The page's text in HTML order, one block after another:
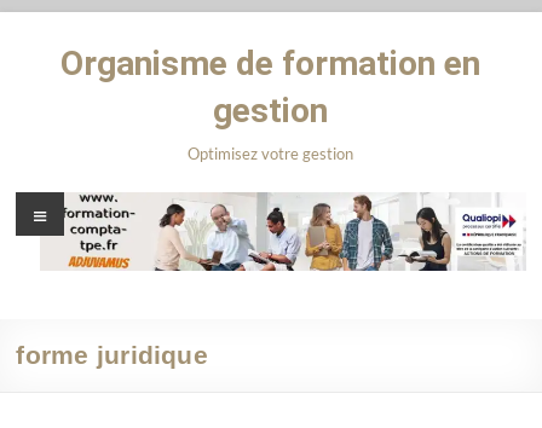
Organisme de formation en
gestion
Optimisez votre gestion
forme juridique